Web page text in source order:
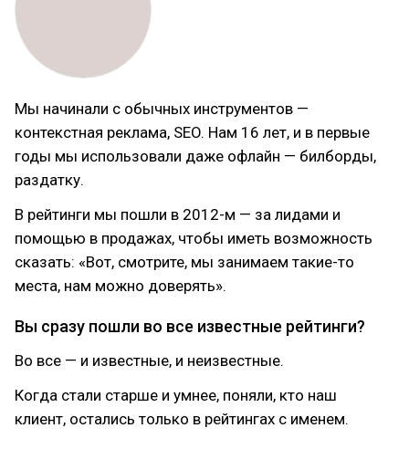
Мы начинали с обычных инструментов —
контекстная реклама, SEO. Нам 16 лет, и в первые
годы мы использовали даже офлайн — билборды,
раздатку.
В рейтинги мы пошли в 2012-м — за лидами и
помощью в продажах, чтобы иметь возможность
сказать: «Вот, смотрите, мы занимаем такие-то
места, нам можно доверять».
Вы сразу пошли во все известные рейтинги?
Во все — и известные, и неизвестные.
Когда стали старше и умнее, поняли, кто наш
клиент, остались только в рейтингах с именем.